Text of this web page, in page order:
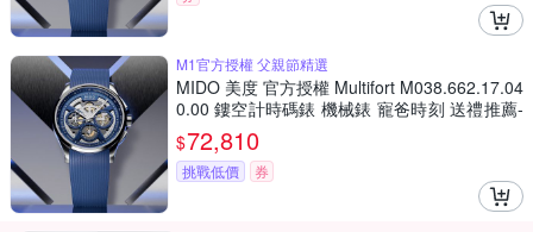
M1官方授權 父親節精選
MIDO 美度 官方授權 Multifort M038.662.17.04
0.00 鏤空計時碼錶 機械錶 寵爸時刻 送禮推薦-
43mm M0386621704000
$72,810
挑戰低價 券